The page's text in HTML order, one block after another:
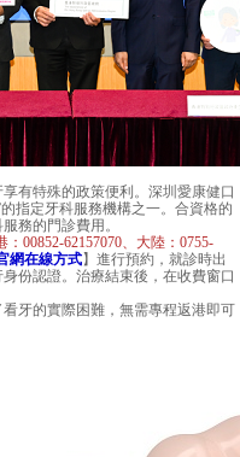
有特殊的政策便利。 深圳愛康健口
指定牙科服務機構之一。合資格的
務的門診費用。
：00852-62157070、大陸：0755-
網在線方式】進行預約，就診時出
份認證。治療結束後，在收費窗口
牙的實際困難，無需專程返港即可